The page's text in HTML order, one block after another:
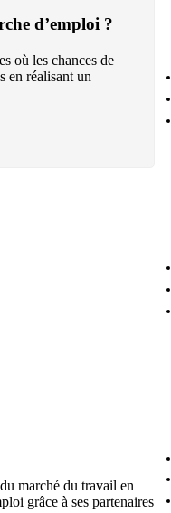
d’emploi ?
où les chances de
en réalisant un
marché du travail en
grâce à ses partenaires